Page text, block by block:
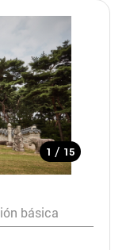
1 / 15
básica